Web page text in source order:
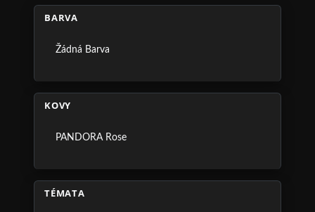
BARVA
Žádná Barva
KOVY
PANDORA Rose
TÉMATA